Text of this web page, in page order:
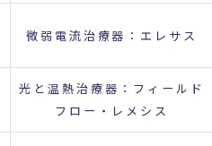
微弱電流治療器：エレサス
光と温熱治療器：フィールド
フロー・レメシス